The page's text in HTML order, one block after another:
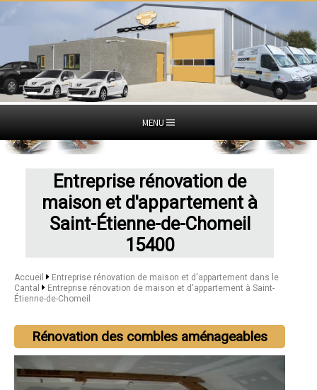
MENU
Entreprise rénovation de
maison et d'appartement à
Saint-Étienne-de-Chomeil
15400
Accueil
Entreprise rénovation de maison et d'appartement dans le
Cantal
Entreprise rénovation de maison et d'appartement à Saint-
Étienne-de-Chomeil
Rénovation des combles aménageables